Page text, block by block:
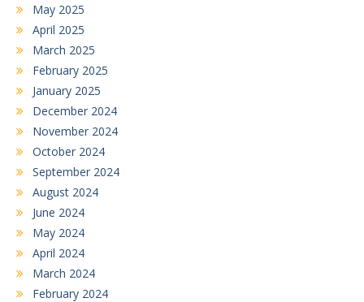
May 2025
April 2025
March 2025
February 2025
January 2025
December 2024
November 2024
October 2024
September 2024
August 2024
June 2024
May 2024
April 2024
March 2024
February 2024